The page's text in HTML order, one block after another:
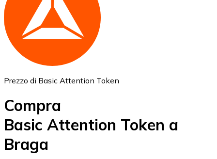
Ethereum
ETH
USD Coin
Prezzo di Basic Attention Token
Compra
Basic Attention Token a
Braga